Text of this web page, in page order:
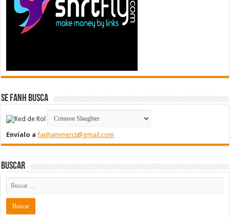
Se FanH Busca
Envíalo afanhammerct@gmail.com
Buscar